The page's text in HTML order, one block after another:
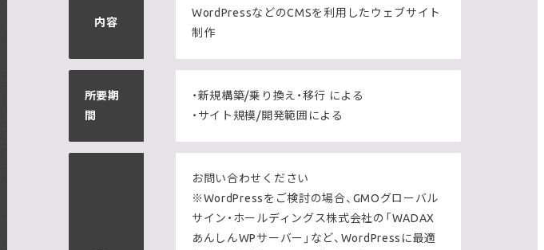
内容
WordPressなどのCMSを利用したウェブサイト
制作
所要期
間
・新規構築/乗り換え・移行 による
・サイト規模/開発範囲による
お問い合わせください
※WordPressをご検討の場合、GMOグローバル
サイン・ホールディングス株式会社の「WADAX
あんしんWPサーバー」など、WordPressに最適